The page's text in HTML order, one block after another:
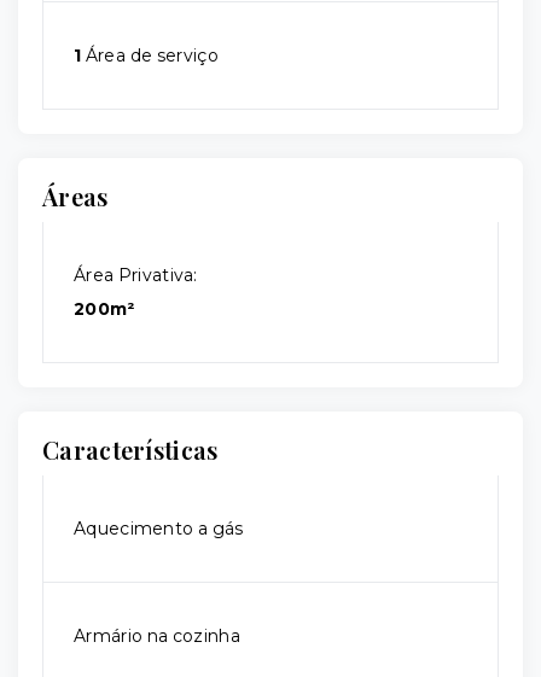
1 Área de serviço
Áreas
Área Privativa:
200m²
Características
Aquecimento a gás
Armário na cozinha